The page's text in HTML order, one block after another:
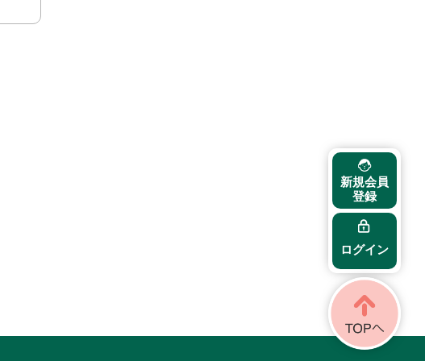
新規会員
登録
ログイン